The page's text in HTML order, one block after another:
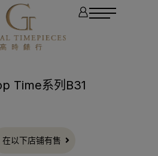
Time系列B31
在以下店铺有售